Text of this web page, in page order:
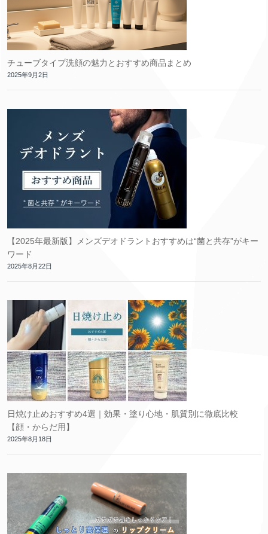
チューブタイプ洗顔の魅力とおすすめ商品まとめ
2025年9月2日
【2025年最新版】メンズデオドラントおすすめは“菌と共存”がキー
ワード
2025年8月22日
日焼け止めおすすめ4選｜効果・塗り心地・肌質別に徹底比較
【顔・からだ用】
2025年8月18日